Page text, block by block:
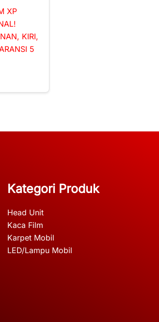
XP
KIRI,
5
Kategori Produk
Head Unit
Kaca Film
Karpet Mobil
LED/Lampu Mobil